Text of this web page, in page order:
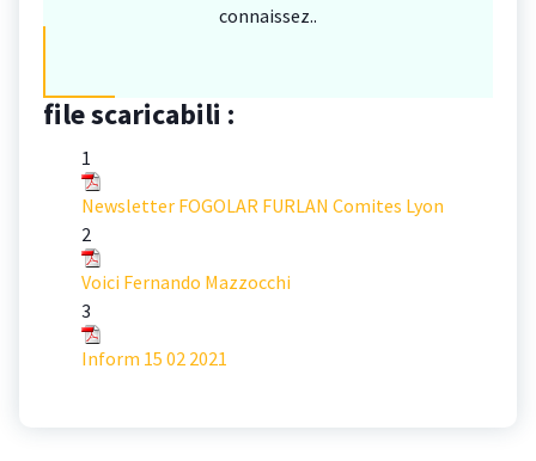
connaissez..
file scaricabili :
1
Newsletter FOGOLAR FURLAN Comites Lyon
2
Voici Fernando Mazzocchi
3
Inform 15 02 2021